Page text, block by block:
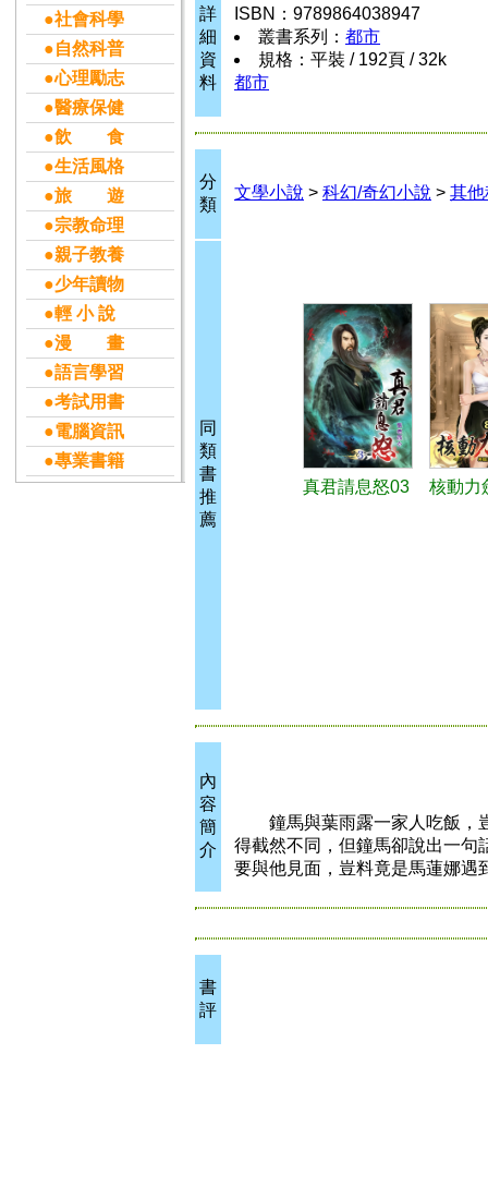
●社會科學
●自然科普
●心理勵志
●醫療保健
●飲 食
●生活風格
●旅 遊
●宗教命理
●親子教養
●少年讀物
●輕 小 說
●漫 畫
●語言學習
●考試用書
●電腦資訊
●專業書籍
詳
細
資
料
ISBN：9789864038947
叢書系列： 都市
規格：平裝 / 192頁 / 32k
都市
分
類
文學小說 > 科幻/奇幻小說 > 其
同
類
書
推
薦
真君請息怒03 核動力
內
容
簡
介
鐘馬與葉雨露一家人吃飯，豈
得截然不同，但鐘馬卻說出一
要與他見面，豈料竟是馬蓮娜
書
評